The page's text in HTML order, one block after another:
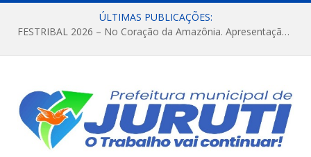
ÚLTIMAS PUBLICAÇÕES:
FESTRIBAL 2026 – No Coração da Amazônia. Apresentação da Munduruku.